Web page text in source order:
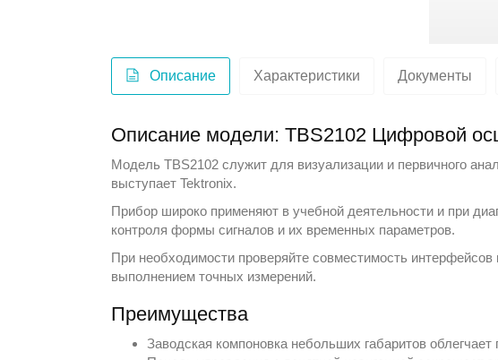
Описание Характеристики Документы
Описание модели: TBS2102 Цифровой
Модель TBS2102 служит для визуализации и первичного
выступаетTektronix.
Прибор широко применяют в учебной деятельности и при
контроля формы сигналов и их временных параметров.
При необходимости проверяйте совместимость
выполнением точных измерений.
Преимущества
Заводская компоновка небольших габаритов